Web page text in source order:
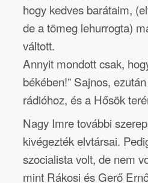
hogy kedves barátaim,
de a tömeg lehurrogta)
váltott.
Annyit mondott csak,
békében!” Sajnos,
rádióhoz, és a Hősök
Nagy Imre további
kivégezték elvtársai.
szocialista volt, de nem
mint Rákosi és Gerő